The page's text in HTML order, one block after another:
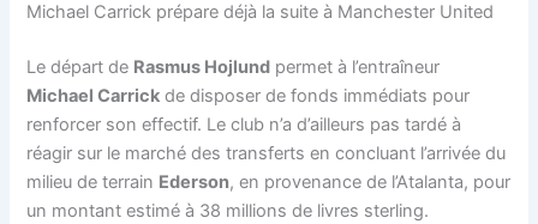
Michael Carrick prépare déjà la suite à Manchester United
Le départ de Rasmus Hojlund permet à l’entraîneur
Michael Carrick de disposer de fonds immédiats pour
renforcer son effectif. Le club n’a d’ailleurs pas tardé à
réagir sur le marché des transferts en concluant l’arrivée du
milieu de terrain Ederson, en provenance de l’Atalanta, pour
un montant estimé à 38 millions de livres sterling.